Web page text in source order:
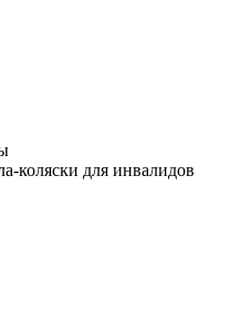
коляски для инвалидов